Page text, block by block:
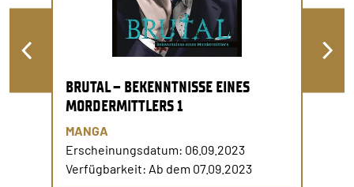
BRUTAL – BEKENNTNISSE EINES
MORDERMITTLERS 1
MANGA
Erscheinungsdatum: 06.09.2023
Verfügbarkeit: Ab dem 07.09.2023